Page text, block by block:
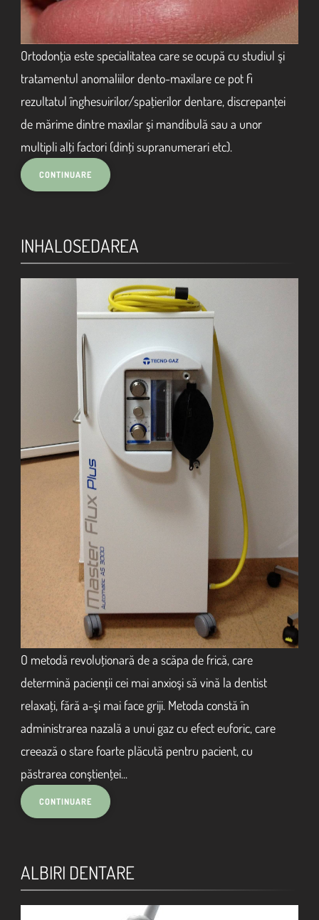
Ortodonţia este specialitatea care se ocupă cu studiul şi
tratamentul anomaliilor dento-maxilare ce pot fi
rezultatul înghesuirilor/spaţierilor dentare, discrepanţei
de mărime dintre maxilar şi mandibulă sau a unor
multipli alţi factori (dinţi supranumerari etc).
INHALOSEDAREA
O metodă revoluţionară de a scăpa de frică, care
determină pacienții cei mai anxioşi să vină la dentist
relaxaţi, fără a-şi mai face griji. Metoda constă în
administrarea nazală a unui gaz cu efect euforic, care
creează o stare foarte plăcută pentru pacient, cu
păstrarea conştienţei...
ALBIRI DENTARE